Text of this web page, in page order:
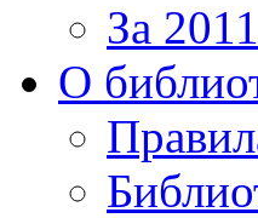
За
О